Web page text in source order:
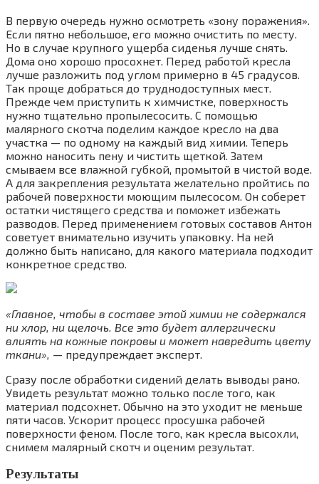
В первую очередь нужно осмотреть «зону поражения».
Если пятно небольшое, его можно очистить по месту.
Но в случае крупного ущерба сиденья лучше снять.
Дома оно хорошо просохнет. Перед работой кресла
лучше разложить под углом примерно в 45 градусов.
Так проще добраться до труднодоступных мест.
Прежде чем приступить к химчистке, поверхность
нужно тщательно пропылесосить. С помощью
малярного скотча поделим каждое кресло на два
участка — по одному на каждый вид химии. Теперь
можно наносить пену и чистить щеткой. Затем
смываем все влажной губкой, промытой в чистой воде.
А для закрепления результата желательно пройтись по
рабочей поверхности моющим пылесосом. Он соберет
остатки чистящего средства и поможет избежать
разводов. Перед применением готовых составов Антон
советует внимательно изучить упаковку. На ней
должно быть написано, для какого материала подходит
конкретное средство.
«Главное, чтобы в составе этой химии не содержался
ни хлор, ни щелочь. Все это будет аллергически
влиять на кожные покровы и может навредить цвету
ткани», — предупреждает эксперт.
Сразу после обработки сидений делать выводы рано.
Увидеть результат можно только после того, как
материал подсохнет. Обычно на это уходит не меньше
пяти часов. Ускорит процесс просушка рабочей
поверхности феном. После того, как кресла высохли,
снимем малярный скотч и оценим результат.
Результаты